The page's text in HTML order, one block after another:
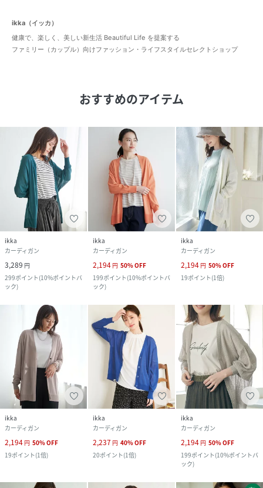
ikka（イッカ）
健康で、楽しく、美しい新生活 Beautiful Life を提案する
ファミリー（カップル）向けファッション・ライフスタイルセレクトショップ
おすすめのアイテム
ikka
カーディガン
3,289 円
299ポイント(10%ポイントバ
ック)
ikka
カーディガン
2,194 円 50%OFF
199ポイント(10%ポイントバ
ック)
ikka
カーディガン
2,194 円 50%OFF
19ポイント(1倍)
ikka
カーディガン
2,194 円 50%OFF
19ポイント(1倍)
ikka
カーディガン
2,237 円 40%OFF
20ポイント(1倍)
ikka
カーディガン
2,194 円 50%OFF
199ポイント(10%ポイントバ
ック)